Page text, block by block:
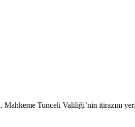
Tunceli Valiliği’nin itirazını